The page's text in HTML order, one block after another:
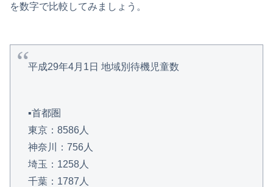
を数字で比較してみましょう。
平成29年4月1日 地域別待機児童数
▪️首都圏
東京：8586人
神奈川：756人
埼玉：1258人
千葉：1787人